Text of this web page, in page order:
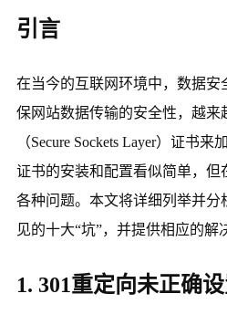
引言
在当今的互联网环境中，数据安
保网站数据传输的安全性，越来
（Secure Sockets Layer）证书
证书的安装和配置看似简单，但
各种问题。本文将详细列举并分
见的十大“坑”，并提供相应的解
1. 301重定向未正确